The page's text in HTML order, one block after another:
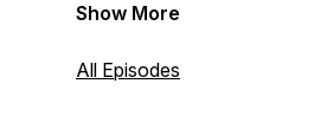
Show More
All Episodes